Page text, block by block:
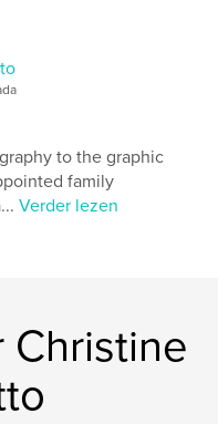
to the graphic
family
Verder lezen
Christine